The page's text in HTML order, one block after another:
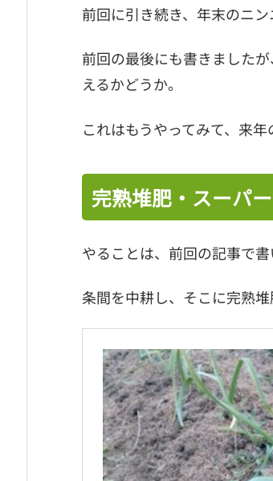
前回に引き続き、年末のニン
前回の最後にも書きました
えるかどうか。
これはもうやってみて、来
完熟堆肥・スーパ
やることは、前回の記事で書
条間を中耕し、そこに完熟堆